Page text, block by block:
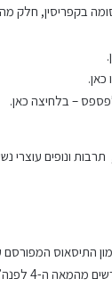
בקפריסין, חלק
– בלחיצה כאן.
ונופים עוצרי
התיסאוס
שריד מימי הביניים.